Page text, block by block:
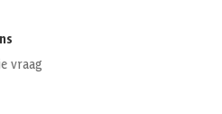
vraag